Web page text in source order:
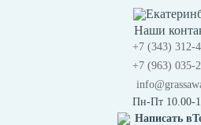
Наши
+7 (343) 312-
+7 (963) 035-
Пн-Пт 10.00-
Написать в